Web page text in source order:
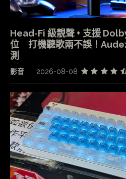
Head-Fi 級靚聲 + 支援
位 打機聽歌兩不誤！
測
影音 2026-08-08